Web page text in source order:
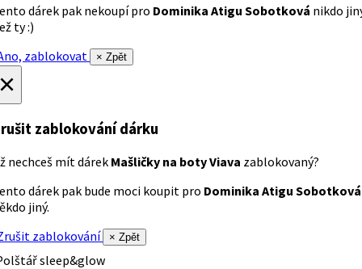
dárek pak nekoupí pro Dominika Atigu Sobotková nikdo
ty :)
zablokovat
× Zpět
zablokování dárku
nechceš mít dárek Mašličky na boty Viava zablokovaný?
dárek pak bude moci koupit pro Dominika Atigu Sobotková
jiný.
zablokování
× Zpět